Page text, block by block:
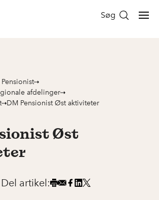
Søg
afdelinger
DM Pensionist Øst aktiviteter
Øst
Del artikel: